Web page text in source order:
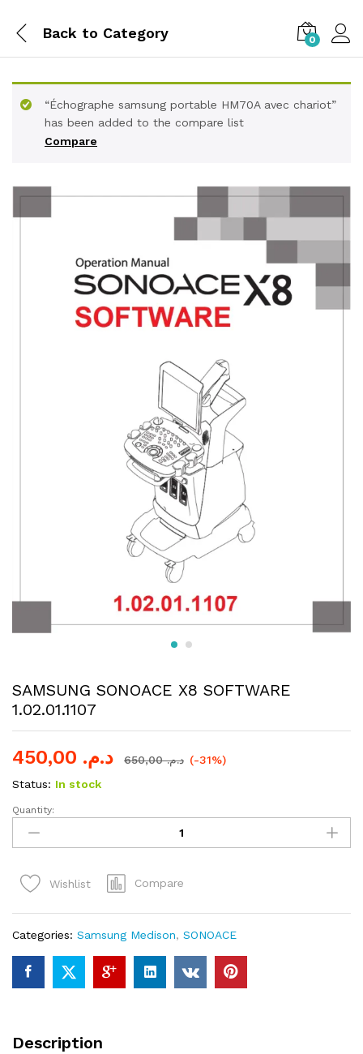
Back to Category 0
Compare
“Échographe samsung portable HM70A avec chariot”
has been added to the compare list
SAMSUNG SONOACE X8 SOFTWARE
1.02.01.1107
د.م. د.م.650,00
(-31%)
Status: In stock
SAMSUNG
SONOACE
X8
1.02.01.1107
Quantity:
Wishlist Compare
Categories: Samsung Medison, SONOACE
Description